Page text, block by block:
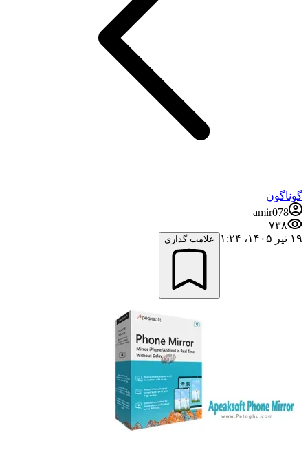
گوناگون
amir078
۷۳۸
۱۹ تیر ۱۴۰۵،‏ ۱:۲۴
علامت گذاری